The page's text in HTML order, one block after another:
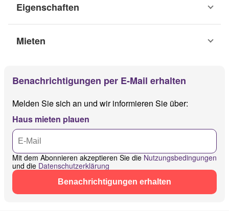
Eigenschaften
Mieten
Benachrichtigungen per E-Mail erhalten
Melden Sie sich an und wir informieren Sie über:
Haus mieten plauen
Mit dem Abonnieren akzeptieren Sie die Nutzungsbedingungen
und die Datenschutzerklärung
Benachrichtigungen erhalten